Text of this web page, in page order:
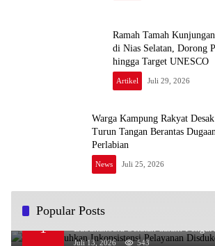
Ramah Tamah
di Nias Selatan, Dorong
hingga Target UNESCO
Artikel Juli 29, 2026
Warga Kampung Rakyat
Turun Tangan Berantas
Perlabian
News Juli 25, 2026
Popular Posts
1
Warga Keluhkan Inkonsistensi
Labuhanbatu Selatan dalam
Juli 13, 2026 543